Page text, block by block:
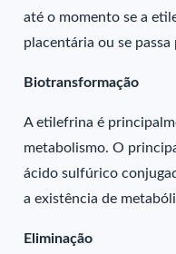
até o momento se a
placentária ou se
Biotransformação
A etilefrina é
metabolismo. O
ácido sulfúrico
a existência de
Eliminação